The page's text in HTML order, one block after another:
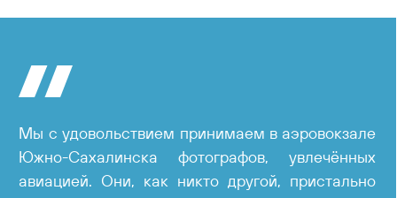
Мы с удовольствием принимаем в аэровокзале
Южно-Сахалинска фотографов, увлечённых
авиацией. Они, как никто другой, пристально